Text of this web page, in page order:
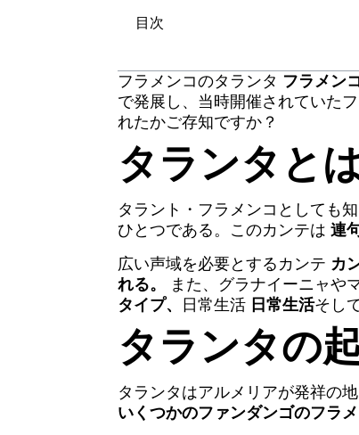
目次
フラメンコのタランタ フラメン
で発展し、当時開催されていた
れたかご存知ですか？
タランタと
タラント・フラメンコとしても知
ひとつである。このカンテは 連
広い声域を必要とするカンテ カ
れる。
また、グラナイーニャや
タイプ、
日常生活 日常生活そし
タランタの
タランタはアルメリアが発祥の地
いくつかのファンダンゴのフラメ